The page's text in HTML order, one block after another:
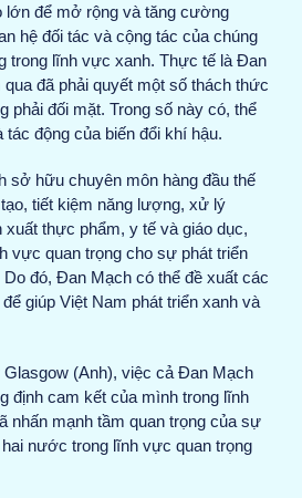
lớn để mở rộng và tăng cường
hệ đối tác và cộng tác của chúng
trong lĩnh vực xanh. Thực tế là Đan
đã phải quyết một số thách thức
phải đối mặt. Trong số này có, thể
tác động của biến đổi khí hậu.
sở hữu chuyên môn hàng đầu thế
tiết kiệm năng lượng, xử lý
thực phẩm, y tế và giáo dục,
vực quan trọng cho sự phát triển
đó, Đan Mạch có thể đề xuất các
giúp Việt Nam phát triển xanh và
(Anh), việc cả Đan Mạch
định cam kết của mình trong lĩnh
nhấn mạnh tầm quan trọng của sự
nước trong lĩnh vực quan trọng